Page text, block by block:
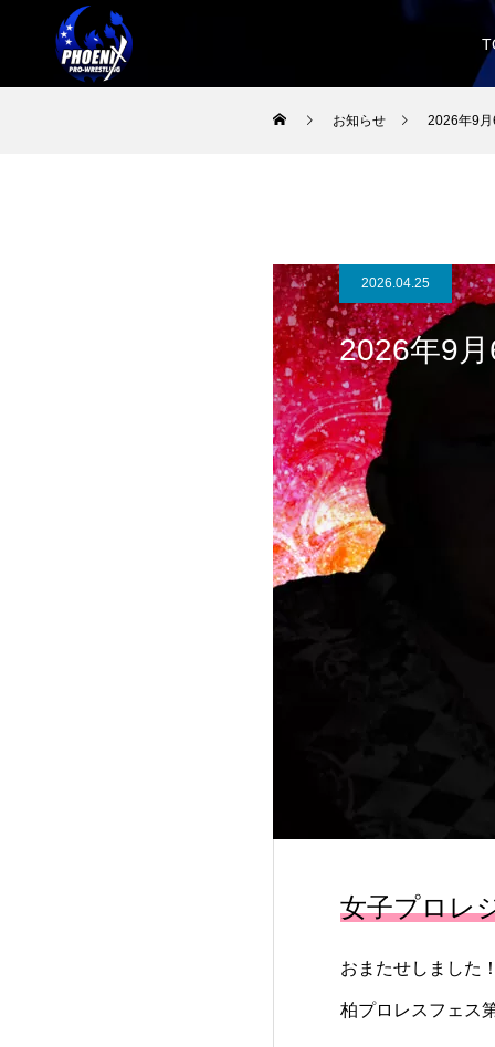
お知らせ 2026年9
2026.04.25
2026年9
女子プロレ
おまたせしました
柏プロレスフェス